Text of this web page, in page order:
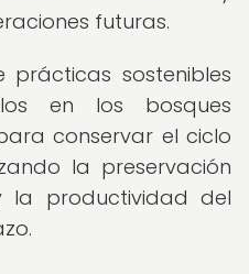
futuras.
prácticas sostenibles
en los bosques
conservar el ciclo
la preservación
la productividad del